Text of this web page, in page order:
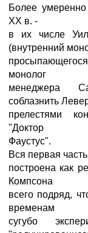
Более
ХХ в. -
в их числе
(внутренний
монолог
менеджера
соблазнить
прелестями
"Доктор
Фаустус".
Вся первая
построена как
Компсона
всего подряд,
временам
сугубо